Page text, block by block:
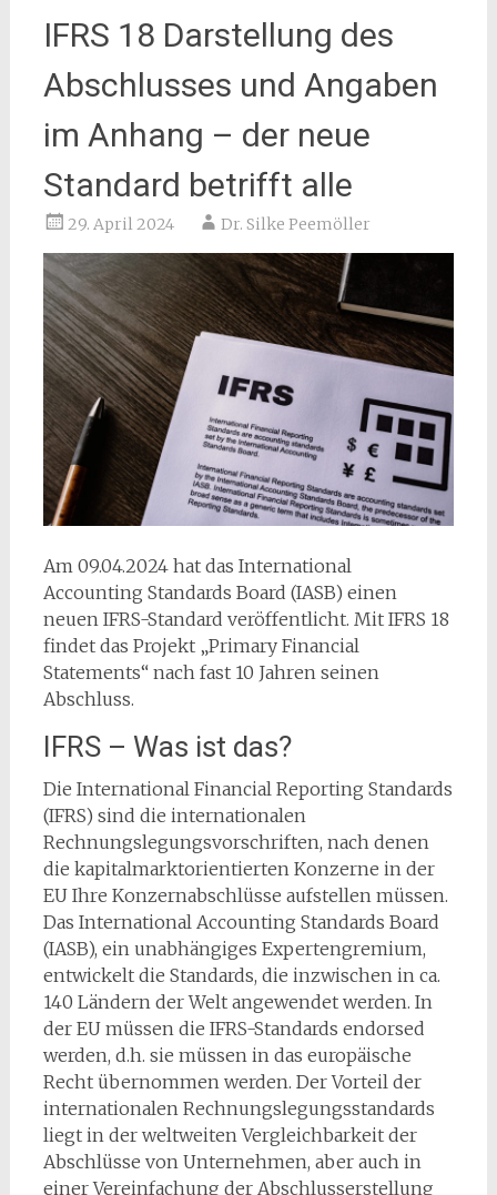
IFRS 18 Darstellung des
Abschlusses und Angaben
im Anhang – der neue
Standard betrifft alle
29. April 2024 Dr. Silke Peemöller
Am 09.04.2024 hat das International
Accounting Standards Board (IASB) einen
neuen IFRS-Standard veröffentlicht. Mit IFRS 18
findet das Projekt „Primary Financial
Statements“ nach fast 10 Jahren seinen
Abschluss.
IFRS – Was ist das?
Die International Financial Reporting Standards
(IFRS) sind die internationalen
Rechnungslegungsvorschriften, nach denen
die kapitalmarktorientierten Konzerne in der
EU Ihre Konzernabschlüsse aufstellen müssen.
Das International Accounting Standards Board
(IASB), ein unabhängiges Expertengremium,
entwickelt die Standards, die inzwischen in ca.
140 Ländern der Welt angewendet werden. In
der EU müssen die IFRS-Standards endorsed
werden, d.h. sie müssen in das europäische
Recht übernommen werden. Der Vorteil der
internationalen Rechnungslegungsstandards
liegt in der weltweiten Vergleichbarkeit der
Abschlüsse von Unternehmen, aber auch in
einer Vereinfachung der Abschlusserstellung